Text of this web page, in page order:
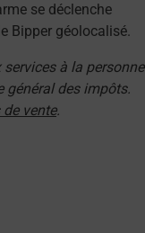
se déclenche
Bipper géolocalisé.
à la personne
général des impôts.
vente.